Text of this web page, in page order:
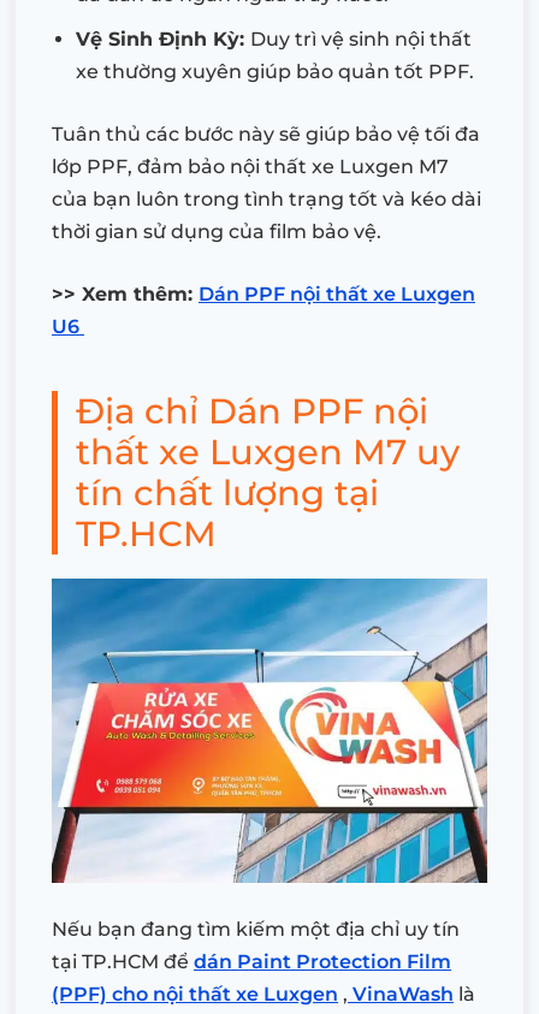
Vệ Sinh Định Kỳ: Duy trì vệ sinh nội thất
xe thường xuyên giúp bảo quản tốt PPF.
Tuân thủ các bước này sẽ giúp bảo vệ tối đa
lớp PPF, đảm bảo nội thất xe Luxgen M7
của bạn luôn trong tình trạng tốt và kéo dài
thời gian sử dụng của film bảo vệ.
>> Xem thêm: Dán PPF nội thất xe Luxgen
U6
Địa chỉ Dán PPF nội
thất xe Luxgen M7 uy
tín chất lượng tại
TP.HCM
Nếu bạn đang tìm kiếm một địa chỉ uy tín
tại TP.HCM để dán Paint Protection Film
(PPF) cho nội thất xe Luxgen , VinaWash là